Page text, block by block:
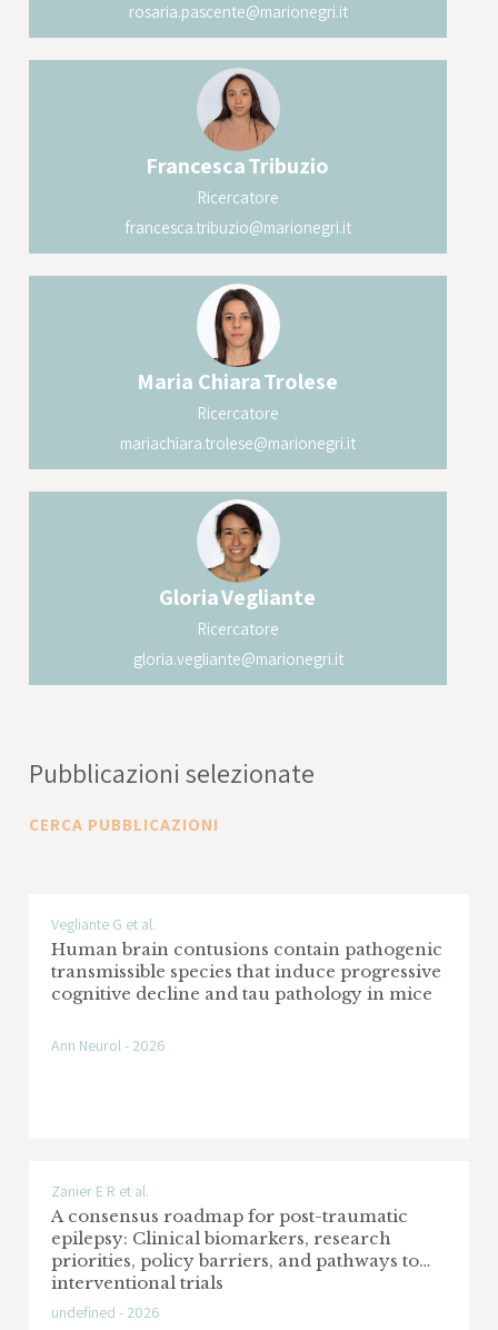
rosaria.pascente@marionegri.it
FrancescaTribuzio
Ricercatore
francesca.tribuzio@marionegri.it
Maria ChiaraTrolese
Ricercatore
mariachiara.trolese@marionegri.it
GloriaVegliante
Ricercatore
gloria.vegliante@marionegri.it
Pubblicazioni selezionate
CERCA PUBBLICAZIONI
Vegliante G et al.
Human brain contusions contain pathogenic
transmissible species that induce progressive
cognitive decline and tau pathology in mice
Ann Neurol - 2026
Zanier E R et al.
A consensus roadmap for post-traumatic
epilepsy: Clinical biomarkers, research
priorities, policy barriers, and pathways to
interventional trials
undefined - 2026